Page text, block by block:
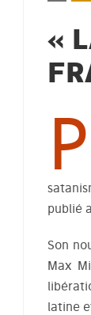
«
P
publié
Son
Max
latine